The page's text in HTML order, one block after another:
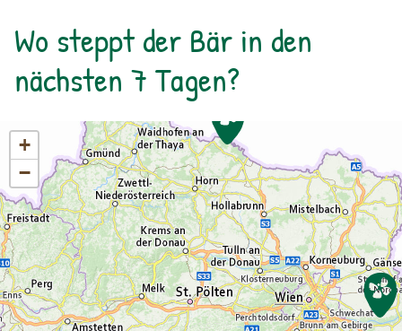
bis 15 Jahre: € 5,00Familienkarte (max. 4
Personen): € 12,00
Wo steppt der Bär in den
nächsten 7 Tagen?
+
−